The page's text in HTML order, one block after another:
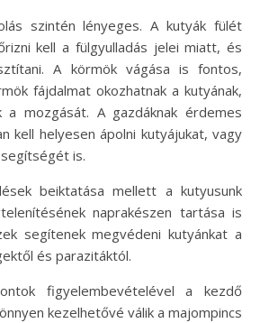
szintén lényeges. A kutyák fülét
kell a fülgyulladás jelei miatt, és
A körmök vágása is fontos,
fájdalmat okozhatnak a kutyának,
a mozgását. A gazdáknak érdemes
kell helyesen ápolni kutyájukat, vagy
is.
beiktatása mellett a kutyusunk
naprakészen tartása is
segítenek megvédeni kutyánkat a
és parazitáktól.
figyelembevételével a kezdő
kezelhetővé válik a majompincs